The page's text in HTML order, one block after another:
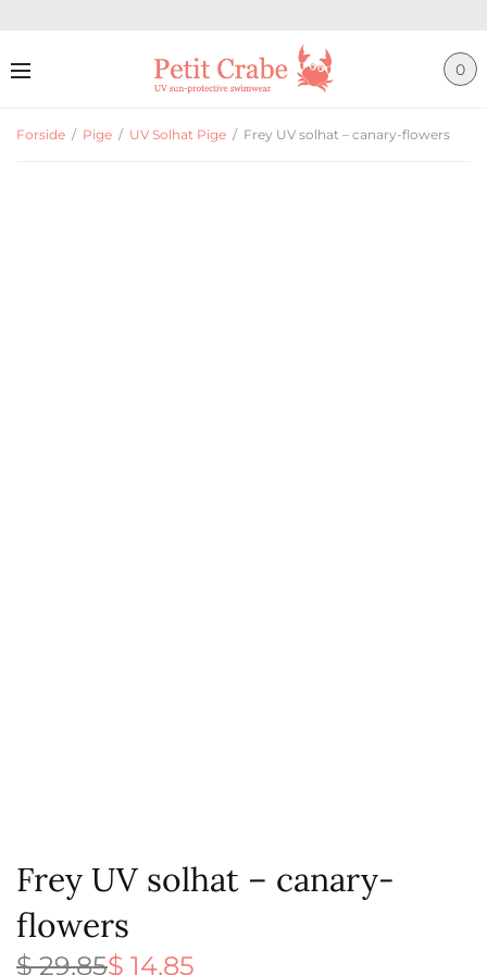
0
Forside / Pige / UV Solhat Pige / Frey UV solhat – canary-flowers
Frey UV solhat – canary-
flowers
$29,85
Den
$ 14,85
Den